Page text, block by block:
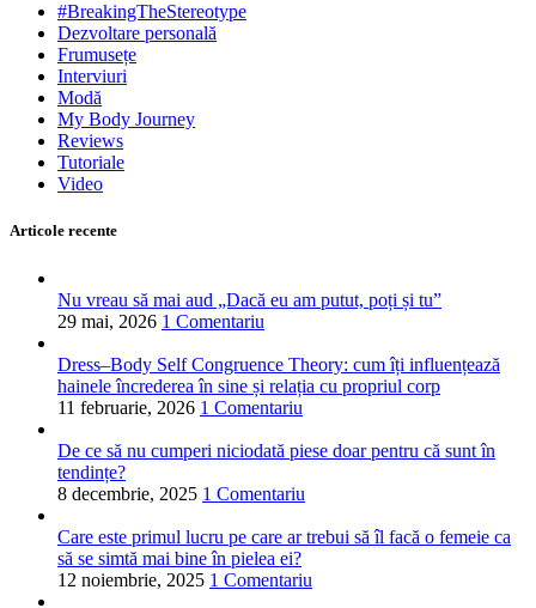
#BreakingTheStereotype
Dezvoltare personală
Frumusețe
Interviuri
Modă
My Body Journey
Reviews
Tutoriale
Video
Articole recente
Nu vreau să mai aud „Dacă eu am putut, poți și tu”
29 mai, 2026 1 Comentariu
Dress–Body Self Congruence Theory: cum îți influențează
hainele încrederea în sine și relația cu propriul corp
11 februarie, 2026 1 Comentariu
De ce să nu cumperi niciodată piese doar pentru că sunt în
tendințe?
8 decembrie, 2025 1 Comentariu
Care este primul lucru pe care ar trebui să îl facă o femeie ca
să se simtă mai bine în pielea ei?
12 noiembrie, 2025 1 Comentariu